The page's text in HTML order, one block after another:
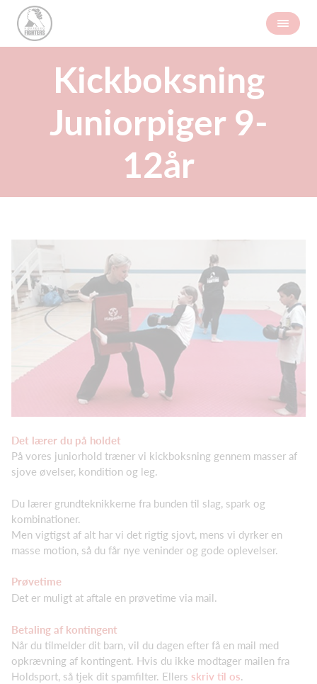
Kickboksning
Juniorpiger 9-
12år
Det lærer du på holdet
På vores juniorhold træner vi kickboksning gennem masser af
sjove øvelser, kondition og leg.
Du lærer grundteknikkerne fra bunden til slag, spark og
kombinationer.
Men vigtigst af alt har vi det rigtig sjovt, mens vi dyrker en
masse motion, så du får nye veninder og gode oplevelser.
Prøvetime
Det er muligt at aftale en prøvetime via mail.
Betaling af kontingent
Når du tilmelder dit barn, vil du dagen efter få en mail med
opkrævning af kontingent. Hvis du ikke modtager mailen fra
Holdsport, så tjek dit spamfilter. Ellers skriv til os.